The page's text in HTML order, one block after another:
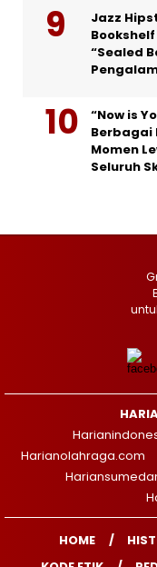
Jazz
“Sealed
“Now is
Berbagai
Momen
Seluruh
Harianolahraga.com
HOME